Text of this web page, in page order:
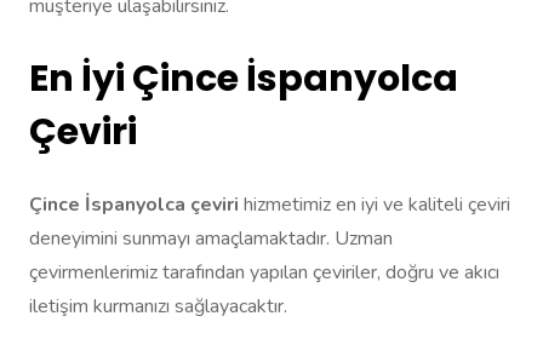
müşteriye ulaşabilirsiniz.
En İyi Çince İspanyolca
Çeviri
Çince İspanyolca çeviri hizmetimiz en iyi ve kaliteli çeviri
deneyimini sunmayı amaçlamaktadır. Uzman
çevirmenlerimiz tarafından yapılan çeviriler, doğru ve akıcı
iletişim kurmanızı sağlayacaktır.